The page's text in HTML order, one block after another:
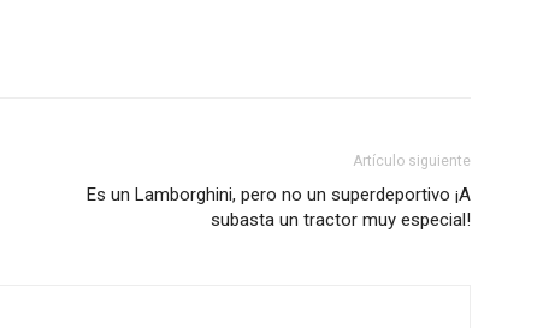
Artículo siguiente
Es un Lamborghini, pero no un superdeportivo ¡A
subasta un tractor muy especial!